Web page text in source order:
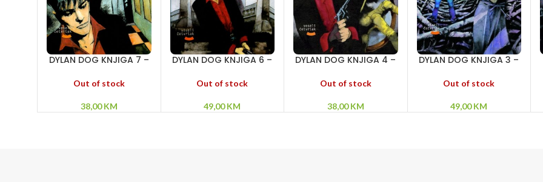
DYLAN DOG KNJIGA 7 –
– Iz dubine – Prokleti
Out of stock
38,00KM
DYLAN DOG KNJIGA 6 –
u crnom – Kaljostro!
Out of stock
49,00KM
DYLAN DOG KNJIGA 4 –
Dijabolo – Ubica!
Out of stock
38,00KM
DYLAN DOG KNJIGA 3 –
Povratak čudovišta –
Out of stock
49,00KM